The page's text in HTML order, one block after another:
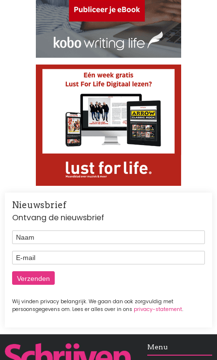
Nieuwsbrief
Ontvang de nieuwsbrief
Naam
E-mail
Wij vinden privacy belangrijk. We gaan dan ook zorgvuldig met
persoonsgegevens om. Lees er alles over in ons privacy-statement.
Afbeelding Menu